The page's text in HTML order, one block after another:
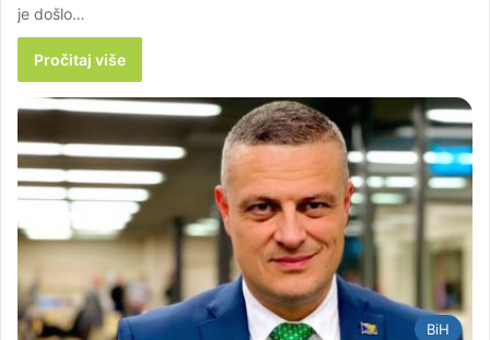
je došlo…
Pročitaj više
BiH